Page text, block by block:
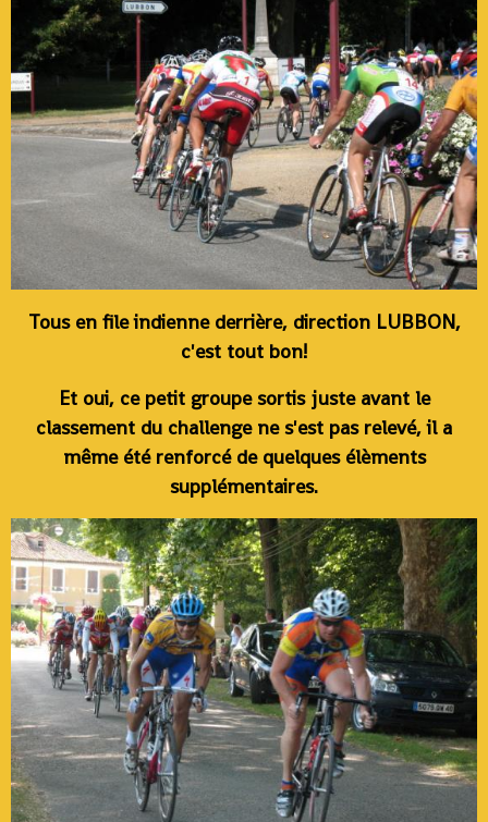
Tous en file indienne derrière, direction LUBBON,
c'est tout bon!
Et oui, ce petit groupe sortis juste avant le
classement du challenge ne s'est pas relevé, il a
même été renforcé de quelques élèments
supplémentaires.